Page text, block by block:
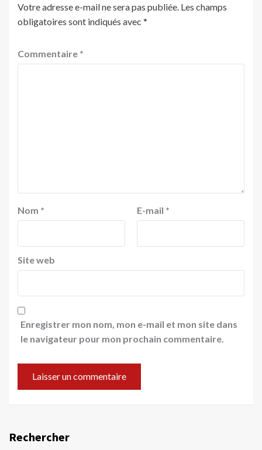
Votre adresse e-mail ne sera pas publiée. Les champs
obligatoires sont indiqués avec *
Commentaire *
Nom * E-mail *
Site web
Enregistrer mon nom, mon e-mail et mon site dans
le navigateur pour mon prochain commentaire.
Rechercher